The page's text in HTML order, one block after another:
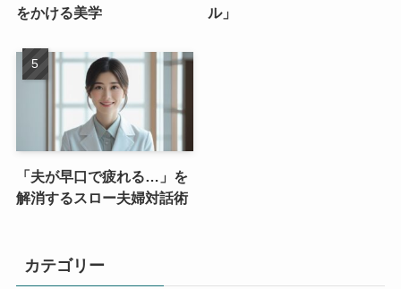
をかける美学
ル」
「夫が早口で疲れる…」を
解消するスロー夫婦対話術
カテゴリー